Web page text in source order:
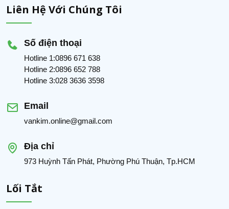
Liên Hệ Với Chúng Tôi
Số điện thoại
Hotline 1:0896 671 638
Hotline 2:0896 652 788
Hotline 3:028 3636 3598
Email
vankim.online@gmail.com
Địa chỉ
973 Huỳnh Tấn Phát, Phường Phú Thuận, Tp.HCM
Lối Tắt